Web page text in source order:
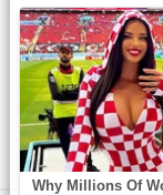
Į
r
a
š
ų
1 … 7